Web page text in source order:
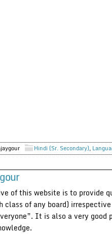
Hindi (Sr. Secondary),
of this website is to provide
of any board)
It is also a very